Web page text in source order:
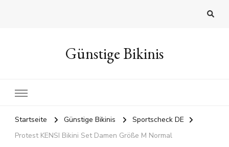
Günstige Bikinis
Startseite Günstige Bikinis
Sportscheck DE
Protest KENSI Bikini Set Damen Größe M Normal